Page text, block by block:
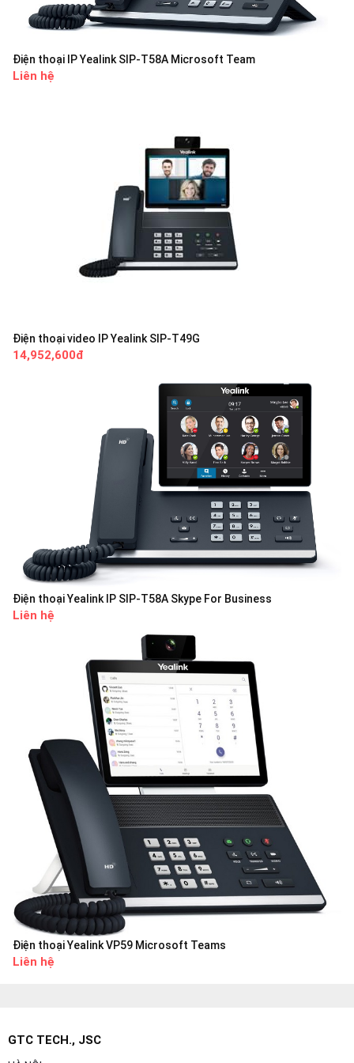
Điện thoại IP Yealink SIP-T58A Microsoft Team
Liên hệ
Điện thoại video IP Yealink SIP-T49G
14,952,600đ
Điện thoại Yealink IP SIP-T58A Skype For Business
Liên hệ
Điện thoại Yealink VP59 Microsoft Teams
Liên hệ
GTC TECH., JSC